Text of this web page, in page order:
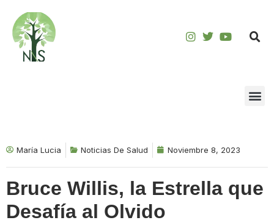
Saltar
contenido
María Lucia Noticias De Salud Noviembre 8, 2023
Bruce Willis, la Estrella que
Desafía al Olvido